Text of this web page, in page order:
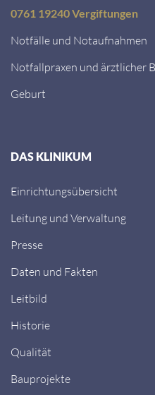
0761 19240 Vergiftungen
Notfälle und Notaufnahmen
Notfallpraxen und ärztlicher
Geburt
DAS KLINIKUM
Einrichtungsübersicht
Leitung und Verwaltung
Presse
Daten und Fakten
Leitbild
Historie
Qualität
Bauprojekte